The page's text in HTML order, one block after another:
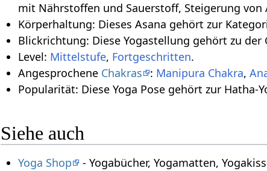
mit Nährstoffen und Sauerstoff, Steigerung von
Körperhaltung: Dieses Asana gehört zur
Blickrichtung: Diese Yogastellung gehört zu der
Level: Mittelstufe, Fortgeschritten.
Angesprochene Chakras : Manipura Chakra,
Popularität: Diese Yoga Pose gehört zur Hatha-
Siehe auch
Yoga Shop
- Yogabücher, Yogamatten,